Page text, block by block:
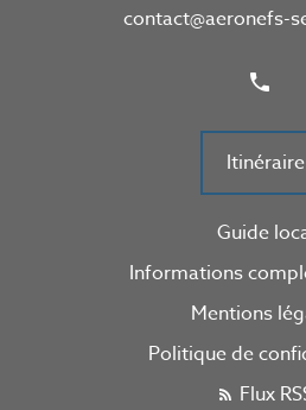
contact@aeronefs-
Itinéraire
Guide
Informations
Mentions
Politique de
Flux